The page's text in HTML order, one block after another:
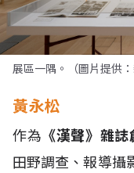
展區一隅。（圖片提供
黃永松
作為 《漢聲》雜
田野調查、報導攝